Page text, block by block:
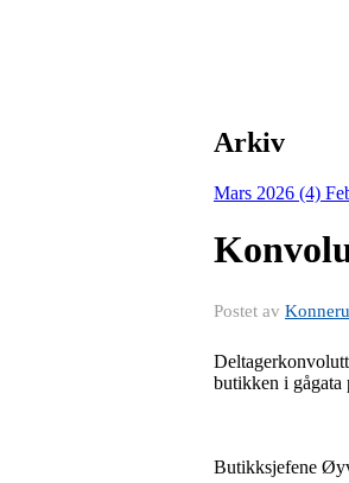
Arkiv
Mars 2026 (4)
Postet av
butikken i gågata
Butikksjefene